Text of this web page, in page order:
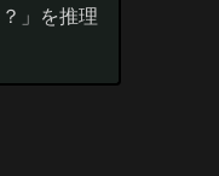
」を推理